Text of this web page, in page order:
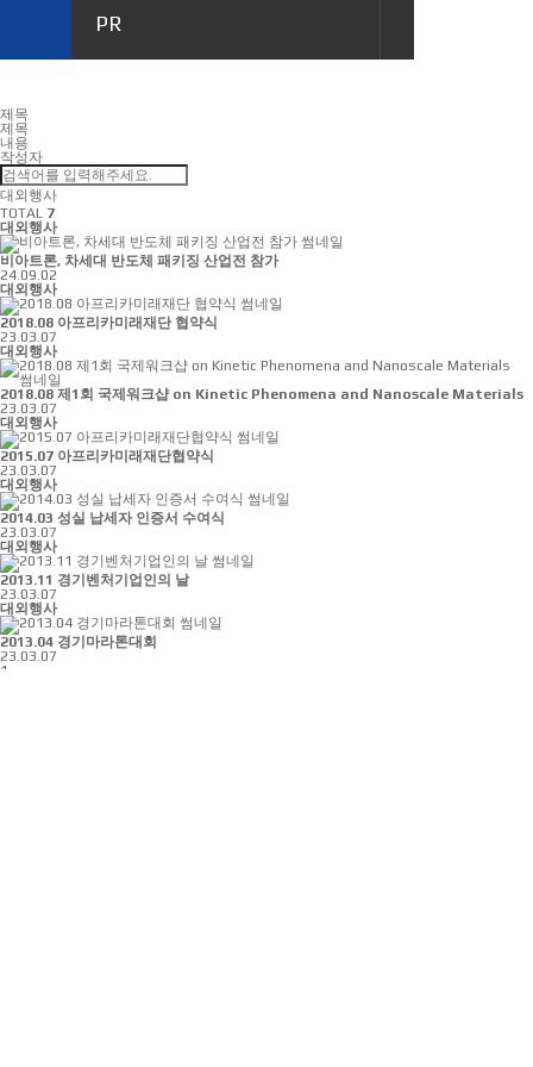
PR
제목
제목
내용
작성자
대외행사
TOTAL 7
대외행사
비아트론, 차세대 반도체 패키징 산업전 참가
24.09.02
대외행사
2018.08 아프리카미래재단 협약식
23.03.07
대외행사
2018.08 제1회 국제워크샵 on Kinetic Phenomena and Nanoscale Materials
23.03.07
대외행사
2015.07 아프리카미래재단협약식
23.03.07
대외행사
2014.03 성실 납세자 인증서 수여식
23.03.07
대외행사
2013.11 경기벤처기업인의 날
23.03.07
대외행사
2013.04 경기마라톤대회
23.03.07
1